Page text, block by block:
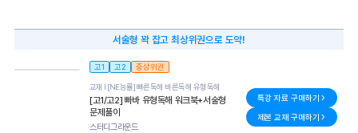
서술형 꽉 잡고 최상위권으로 도약!
고1 고2 중상위권
교재 l [NE능률] 빠른독해 바른독해 유형독해
[고1/고2] 빠바 유형독해 워크북+서술형
문제풀이
스터디그라운드
특강 자료 구매하기
제본 교재 구매하기